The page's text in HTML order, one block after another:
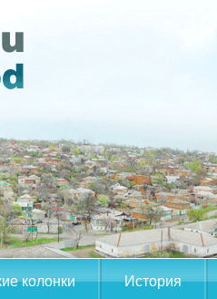
колонки История